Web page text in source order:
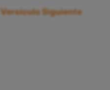
Versículo Siguiente